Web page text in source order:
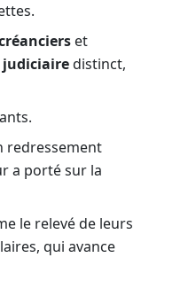
et
distinct,
redressement
a porté sur la
le relevé de leurs
qui avance